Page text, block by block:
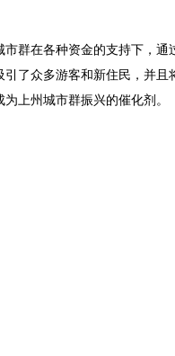
群在各种资金的支持下，通
了众多游客和新住民，并且
上州城市群振兴的催化剂。